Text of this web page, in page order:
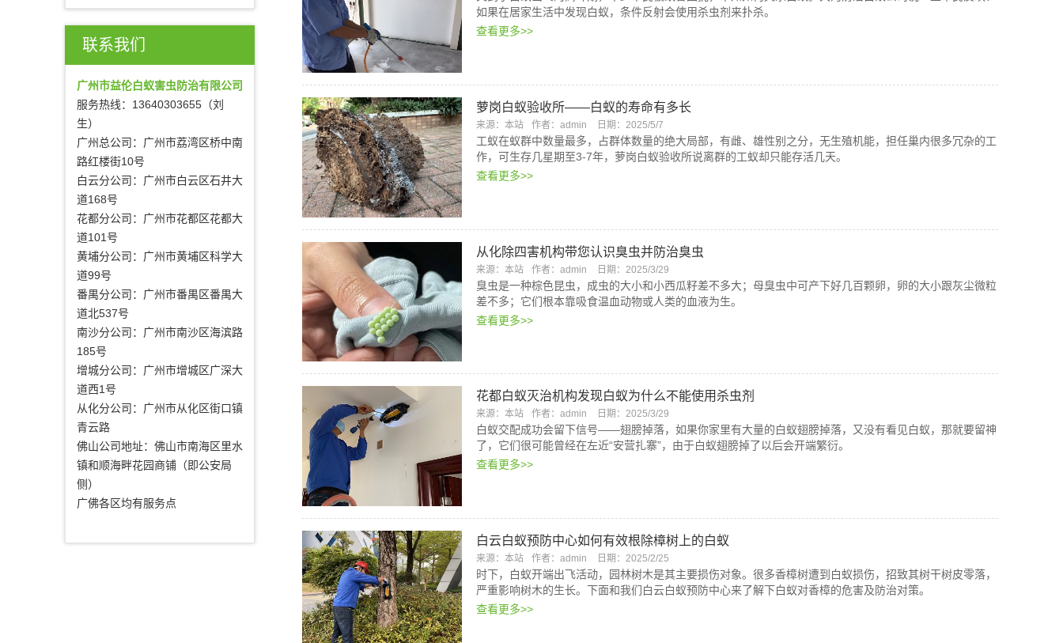
联系我们
广州市益伦白蚁害虫防治有限公司
服务热线：13640303655（刘
生）
广州总公司：广州市荔湾区桥中南
路红楼街10号
白云分公司：广州市白云区石井大
道168号
花都分公司：广州市花都区花都大
道101号
黄埔分公司：广州市黄埔区科学大
道99号
番禺分公司：广州市番禺区番禺大
道北537号
南沙分公司：广州市南沙区海滨路
185号
增城分公司：广州市增城区广深大
道西1号
从化分公司：广州市从化区街口镇
青云路
佛山公司地址：佛山市南海区里水
镇和顺海畔花园商铺（即公安局
侧）
广佛各区均有服务点
如果在居家生活中发现白蚁，条件反射会使用杀虫剂来扑杀。
查看更多>>
萝岗白蚁验收所——白蚁的寿命有多长
来源：本站 作者：admin 日期：2025/5/7
工蚁在蚁群中数量最多，占群体数量的绝大局部，有雌、雄性别之分，无生殖机能，担任巢内很多冗杂的工
作，可生存几星期至3-7年，萝岗白蚁验收所说离群的工蚁却只能存活几天。
查看更多>>
从化除四害机构带您认识臭虫并防治臭虫
来源：本站 作者：admin 日期：2025/3/29
臭虫是一种棕色昆虫，成虫的大小和小西瓜籽差不多大；母臭虫中可产下好几百颗卵，卵的大小跟灰尘微粒
差不多；它们根本靠吸食温血动物或人类的血液为生。
查看更多>>
花都白蚁灭治机构发现白蚁为什么不能使用杀虫剂
来源：本站 作者：admin 日期：2025/3/29
白蚁交配成功会留下信号——翅膀掉落，如果你家里有大量的白蚁翅膀掉落，又没有看见白蚁，那就要留神
了，它们很可能曾经在左近“安营扎寨”，由于白蚁翅膀掉了以后会开端繁衍。
查看更多>>
白云白蚁预防中心如何有效根除樟树上的白蚁
来源：本站 作者：admin 日期：2025/2/25
时下，白蚁开端出飞活动，园林树木是其主要损伤对象。很多香樟树遭到白蚁损伤，招致其树干树皮零落，
严重影响树木的生长。下面和我们白云白蚁预防中心来了解下白蚁对香樟的危害及防治对策。
查看更多>>